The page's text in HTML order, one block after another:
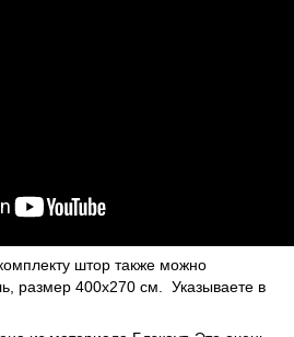
штор также можно
размер 400х270 см. Указываете в